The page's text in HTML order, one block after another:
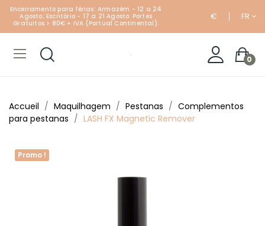
Encerramento para férias: Armazém - 12 a 24
Agosto; Escritório - 17 a 21 Agosto. Portes
Gratuitos > 80€ + IVA (Portual Continental).
€ FR
0
Accueil Maquilhagem Pestanas
Complementos
para pestanas
LASH FX Magnetic Remover
Promo !